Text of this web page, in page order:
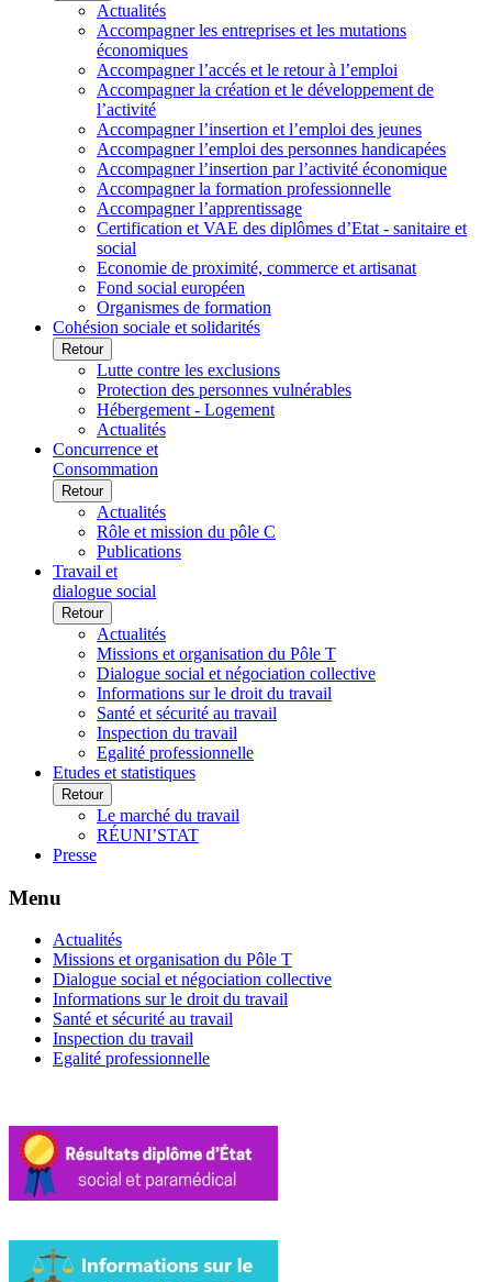
Actualités
Accompagner les entreprises et les mutations
économiques
Accompagner l’accés et le retour à l’emploi
Accompagner la création et le développement de
l’activité
Accompagner l’insertion et l’emploi des jeunes
Accompagner l’emploi des personnes handicapées
Accompagner l’insertion par l’activité économique
Accompagner la formation professionnelle
Accompagner l’apprentissage
Certification et VAE des diplômes d’Etat - sanitaire et
social
Economie de proximité, commerce et artisanat
Fond social européen
Organismes de formation
Cohésion sociale et solidarités
Retour
Lutte contre les exclusions
Protection des personnes vulnérables
Hébergement - Logement
Actualités
Concurrence et
Consommation
Retour
Actualités
Rôle et mission du pôle C
Publications
Travail et
dialogue social
Retour
Actualités
Missions et organisation du Pôle T
Dialogue social et négociation collective
Informations sur le droit du travail
Santé et sécurité au travail
Inspection du travail
Egalité professionnelle
Etudes et statistiques
Retour
Le marché du travail
RÉUNI’STAT
Presse
Menu
Actualités
Missions et organisation du Pôle T
Dialogue social et négociation collective
Informations sur le droit du travail
Santé et sécurité au travail
Inspection du travail
Egalité professionnelle